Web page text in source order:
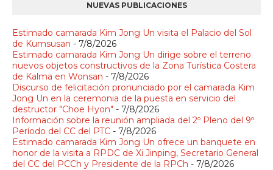
NUEVAS PUBLICACIONES
Estimado camarada Kim Jong Un visita el Palacio del Sol
de Kumsusan - 7/8/2026
Estimado camarada Kim Jong Un dirige sobre el terreno
nuevos objetos constructivos de la Zona Turística Costera
de Kalma en Wonsan - 7/8/2026
Discurso de felicitación pronunciado por el camarada Kim
Jong Un en la ceremonia de la puesta en servicio del
destructor "Choe Hyon" - 7/8/2026
Información sobre la reunión ampliada del 2º Pleno del 9º
Período del CC del PTC - 7/8/2026
Estimado camarada Kim Jong Un ofrece un banquete en
honor de la visita a RPDC de Xi Jinping, Secretario General
del CC del PCCh y Presidente de la RPCh - 7/8/2026